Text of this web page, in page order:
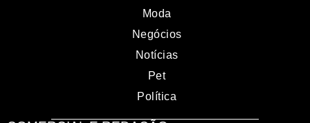
Moda
Negócios
Notícias
Pet
Política